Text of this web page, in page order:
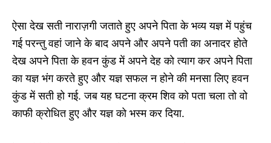
ऐसा देख सती नाराज़गी जताते हुए अपने पिता के भव्य यज्ञ में पहुंच
गई परन्तु वहां जाने के बाद अपने और अपने पती का अनादर होते
देख अपने पिता के हवन कुंड में अपने देह को त्याग कर अपने पिता
का यज्ञ भंग करते हुए और यज्ञ सफल न होने की मनसा लिए हवन
कुंड में सती हो गई. जब यह घटना क्रम शिव को पता चला तो वो
काफी क्रोधित हुए और यज्ञ को भस्म कर दिया.